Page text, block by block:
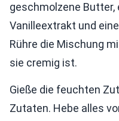
geschmolzene Butter,
Vanilleextrakt und
Rühre die Mischung
sie cremig ist.
Gieße die feuchten
Zutaten. Hebe alles